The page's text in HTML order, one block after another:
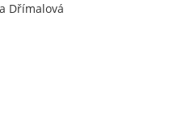
Dřímalová